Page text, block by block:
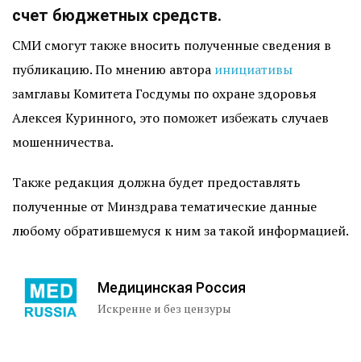
счет бюджетных средств.
СМИ смогут также вносить полученные сведения в
публикацию. По мнению автора инициативы
замглавы Комитета Госдумы по охране здоровья
Алексея Куринного, это поможет избежать случаев
мошенничества.
Также редакция должна будет предоставлять
полученные от Минздрава тематические данные
любому обратившемуся к ним за такой информацией.
Медицинская Россия
Искренне и без цензуры